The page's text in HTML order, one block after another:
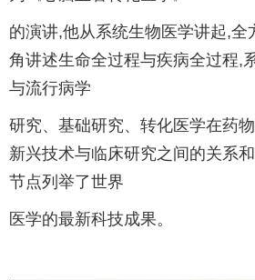
的演讲,他从系统生物医学讲起,全
角讲述生命全过程与疾病全过程,
与流行病学
研究、基础研究、转化医学在药
新兴技术与临床研究之间的关系
节点列举了世界
医学的最新科技成果。